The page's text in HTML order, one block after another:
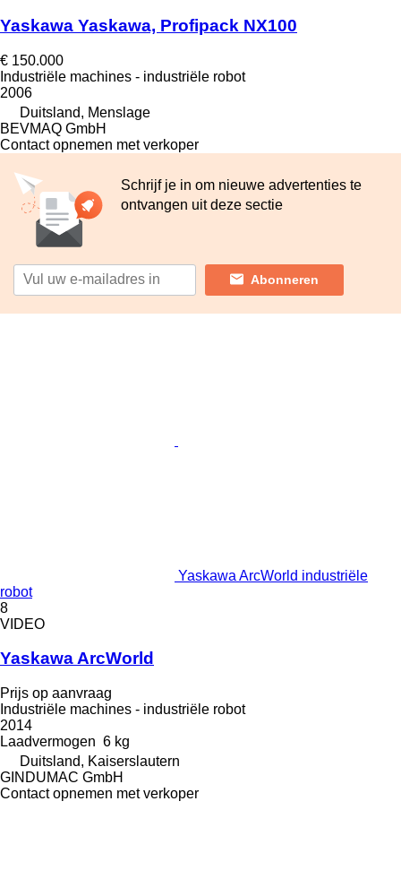
Yaskawa Yaskawa, Profipack NX100
€ 150.000
Industriële machines - industriële robot
2006
Duitsland, Menslage
BEVMAQ GmbH
Contact opnemen met verkoper
Schrijf je in om nieuwe advertenties te
ontvangen uit deze sectie
Abonneren
Yaskawa ArcWorld industriële
robot
8
VIDEO
Yaskawa ArcWorld
Prijs op aanvraag
Industriële machines - industriële robot
2014
Laadvermogen 6 kg
Duitsland, Kaiserslautern
GINDUMAC GmbH
Contact opnemen met verkoper